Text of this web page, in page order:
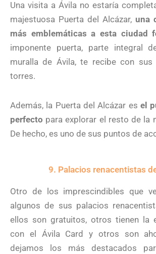
Una visita a Ávila no estaría
majestuosa Puerta del Alcázar, una
más emblemáticas a esta ciudad
imponente puerta, parte integral
muralla de Ávila, te recibe con sus
torres.
Además, la Puerta del Alcázar es el
perfecto para explorar el resto de la
De hecho, es uno de sus puntos de
9. Palacios renacentistas
Otro de los imprescindibles que
algunos de sus palacios
ellos son gratuitos, otros tienen la
con el Ávila Card y otros son
dejamos los más destacados